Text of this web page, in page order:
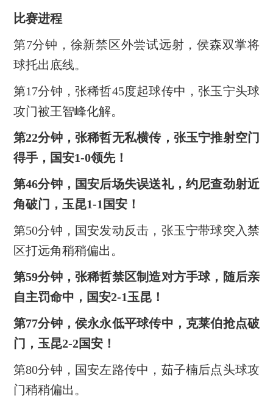
比赛进程
第7分钟，徐新禁区外尝试远射，侯森双掌将
球托出底线。
第17分钟，张稀哲45度起球传中，张玉宁头球
攻门被王智峰化解。
第22分钟，张稀哲无私横传，张玉宁推射空门
得手，国安1-0领先！
第46分钟，国安后场失误送礼，约尼查劲射近
角破门，玉昆1-1国安！
第50分钟，国安发动反击，张玉宁带球突入禁
区打远角稍稍偏出。
第59分钟，张稀哲禁区制造对方手球，随后亲
自主罚命中，国安2-1玉昆！
第77分钟，侯永永低平球传中，克莱伯抢点破
门，玉昆2-2国安！
第80分钟，国安左路传中，茹子楠后点头球攻
门稍稍偏出。